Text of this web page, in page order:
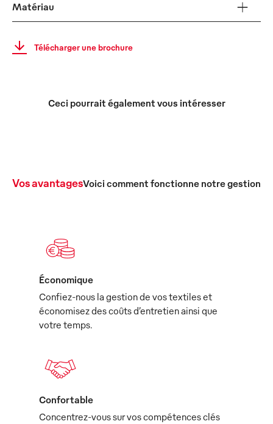
Matériau
Télécharger une brochure
Ceci pourrait également vous intéresser
Vos avantagesVoici comment fonctionne notre gestion
Économique
Confiez-nous la gestion de vos textiles et
économisez des coûts d’entretien ainsi que
votre temps.
Confortable
Concentrez-vous sur vos compétences clés